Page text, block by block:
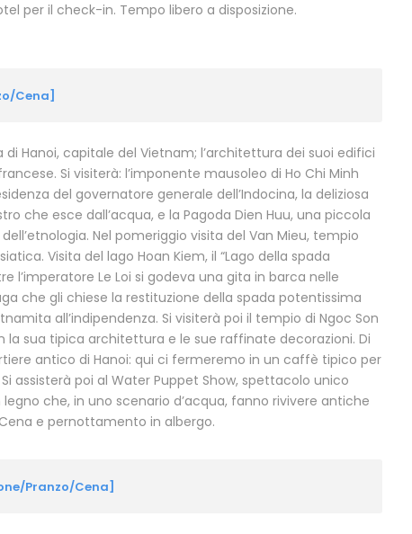
per il check-in. Tempo libero a disposizione.
Cena]
di Hanoi, capitale del Vietnam; l’architettura dei suoi edifici
Si visiterà: l’imponente mausoleo di Ho Chi Minh
del governatore generale dell’Indocina, la deliziosa
che esce dall’acqua, e la Pagoda Dien Huu, una piccola
Nel pomeriggio visita del Van Mieu, tempio
Visita del lago Hoan Kiem, il “Lago della spada
l’imperatore Le Loi si godeva una gita in barca nelle
che gli chiese la restituzione della spada potentissima
all’indipendenza. Si visiterà poi il tempio di Ngoc Son
la sua tipica architettura e le sue raffinate decorazioni. Di
antico di Hanoi: qui ci fermeremo in un caffè tipico per
assisterà poi al Water Puppet Show, spettacolo unico
che, in uno scenario d’acqua, fanno rivivere antiche
e pernottamento in albergo.
Pranzo/Cena]